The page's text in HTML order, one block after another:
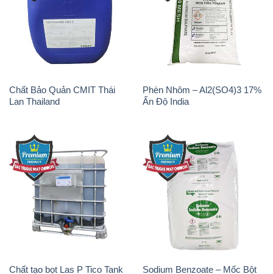
Chất Bảo Quản CMIT Thái
Lan Thailand
Phèn Nhôm – Al2(SO4)3 17%
Ấn Độ India
Chất tạo bọt Las P Tico Tank
IBC Bồn Việt Nam
Sodium Benzoate – Mốc Bột
Kalama Food Grade Mỹ Usa